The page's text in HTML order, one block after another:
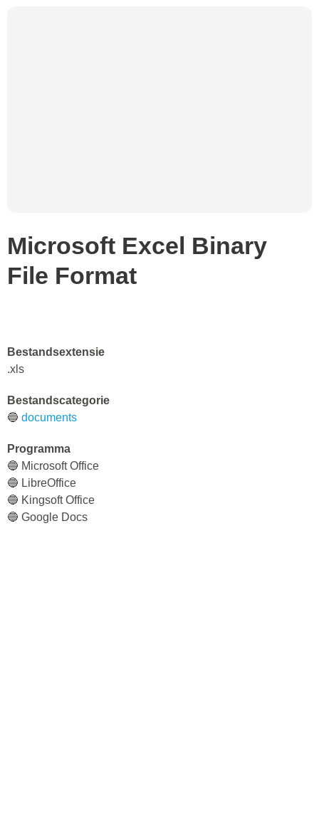
Microsoft Excel Binary
File Format
Bestandsextensie
.xls
Bestandscategorie
🔵 documents
Programma
🔵 Microsoft Office
🔵 LibreOffice
🔵 Kingsoft Office
🔵 Google Docs